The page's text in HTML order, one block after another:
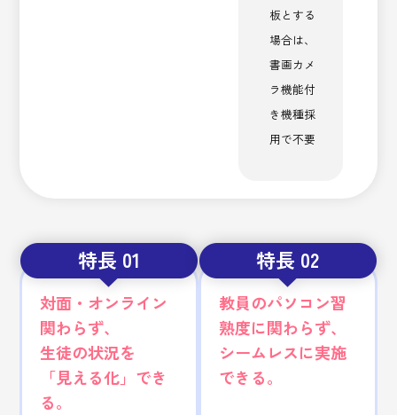
板とする
場合は、
書画カメ
ラ機能付
き機種採
用で不要
特長 01
対面・オンライン
関わらず、
生徒の状況を
「見える化」でき
る。
特長 02
教員のパソコン習
熟度に関わらず、
シームレスに実施
できる。